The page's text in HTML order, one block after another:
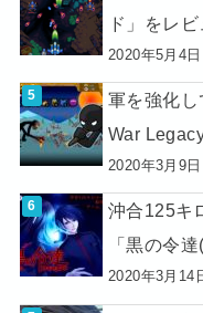
ド」をレビ
2020年5月4
軍を強化
War
2020年3月9
沖合125キ
「黒の令
2020年3月14